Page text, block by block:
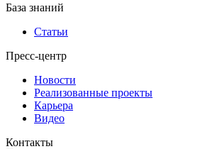
База знаний
Статьи
Пресс-центр
Новости
Реализованные проекты
Карьера
Видео
Контакты